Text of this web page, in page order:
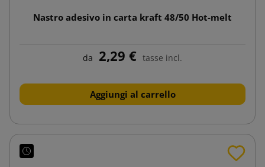
Nastro adesivo in carta kraft 48/50 Hot-melt
da 2,29 € tasse incl.
Aggiungi al carrello